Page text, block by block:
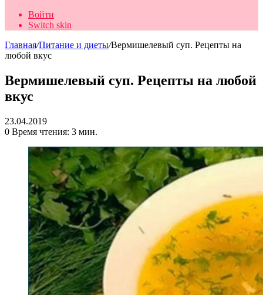
Войти
Switch skin
Главная/Питание и диеты/Вермишелевый суп. Рецепты на
любой вкус
Вермишелевый суп. Рецепты на любой
вкус
23.04.2019
0 Время чтения: 3 мин.